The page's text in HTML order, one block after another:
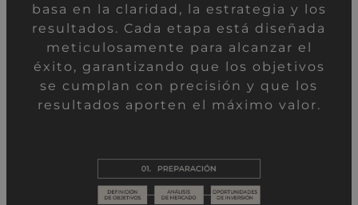
basa en la claridad, la estrategia y los
resultados. Cada etapa está diseñada
meticulosamente para alcanzar el
éxito, garantizando que los objetivos
se cumplan con precisión y que los
resultados aporten el máximo valor.